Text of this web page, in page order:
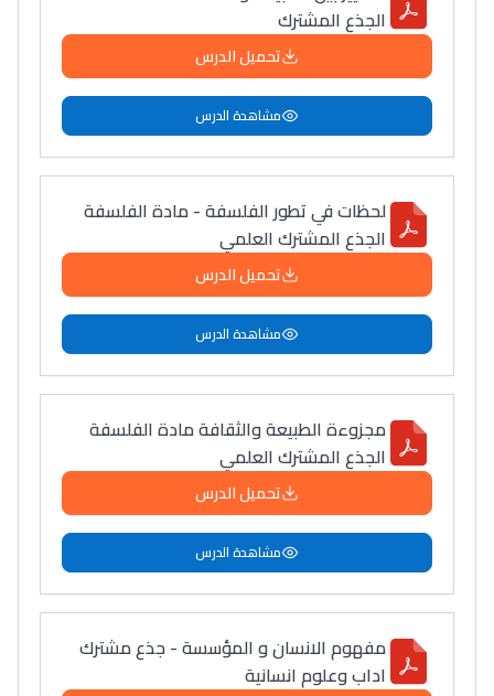
الجذع المشترك
تحميل الدرس
مشاهدة الدرس
لحظات في تطور الفلسفة - مادة الفلسفة
الجذع المشترك العلمي
تحميل الدرس
مشاهدة الدرس
مجزوءة الطبيعة والثقافة مادة الفلسفة
الجذع المشترك العلمي
تحميل الدرس
مشاهدة الدرس
مفهوم الانسان و المؤسسة - جذع مشترك
اداب وعلوم انسانية